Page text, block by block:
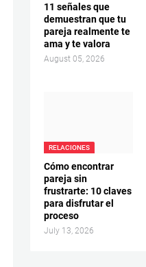
11 señales que
demuestran que tu
pareja realmente te
ama y te valora
August 05, 2026
RELACIONES
Cómo encontrar
pareja sin
frustrarte: 10 claves
para disfrutar el
proceso
July 13, 2026